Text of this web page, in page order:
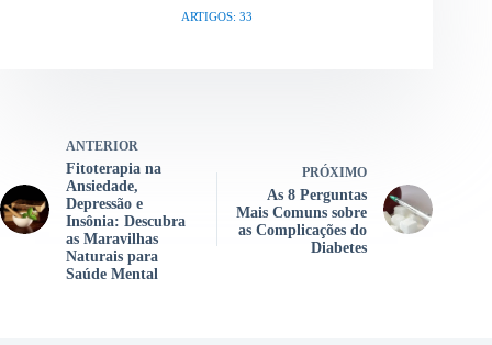
ARTIGOS: 33
ANTERIOR
Fitoterapia na
Ansiedade,
Depressão e
Insônia: Descubra
as Maravilhas
Naturais para
Saúde Mental
PRÓXIMO
As 8 Perguntas
Mais Comuns sobre
as Complicações do
Diabetes